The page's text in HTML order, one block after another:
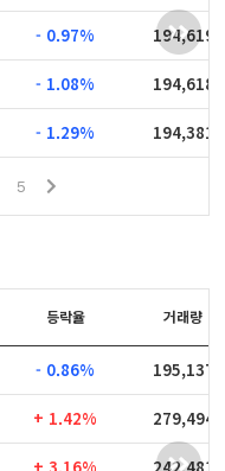
- 0.97% 194,619
- 1.08% 194,618
- 1.29% 194,381
5
등락율 거래량
- 0.86% 195,137
+ 1.42% 279,494